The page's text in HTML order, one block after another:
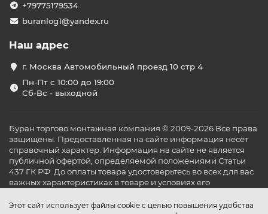
Этот сайт использует файлы cookie с целью повышения удобства
+79775179534
buranlog1@yandex.ru
Наш адрес
г. Москва Автомобильный проезд 10 стр 4
Пн-Пт с 10:00 до 19:00
Сб-Вс - выходной
Буран торгово монтажная компания © 2009-2026 Все права
защищены. Предоставленная на сайте информация несёт
справочный характер. Информация на сайте не является
публичной офертой, определяемой положениями Статьи
437 ГК РФ. До оплаты товара удостоверьтесь во всех для вас
важных характеристиках в товаре и условиях его